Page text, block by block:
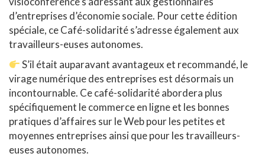
d’entreprises d’économie sociale. Pour cette édition
spéciale, ce Café-solidarité s’adresse également aux
travailleurs-euses autonomes.
S’il était auparavant avantageux et recommandé, le
virage numérique des entreprises est désormais un
incontournable. Ce café-solidarité abordera plus
spécifiquement le commerce en ligne et les bonnes
pratiques d’affaires sur le Web pour les petites et
moyennes entreprises ainsi que pour les travailleurs-
euses autonomes.